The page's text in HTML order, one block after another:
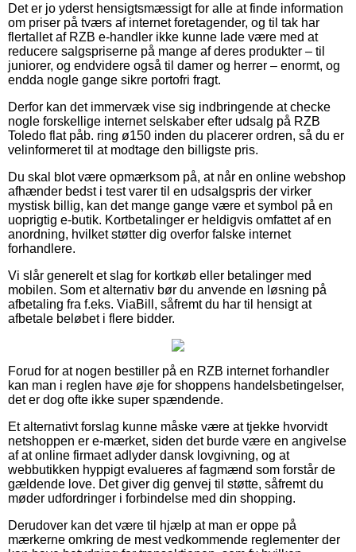
Det er jo yderst hensigtsmæssigt for alle at finde information
om priser på tværs af internet foretagender, og til tak har
flertallet af RZB e-handler ikke kunne lade være med at
reducere salgspriserne på mange af deres produkter – til
juniorer, og endvidere også til damer og herrer – enormt, og
endda nogle gange sikre portofri fragt.
Derfor kan det immervæk vise sig indbringende at checke
nogle forskellige internet selskaber efter udsalg på RZB
Toledo flat påb. ring ø150 inden du placerer ordren, så du er
velinformeret til at modtage den billigste pris.
Du skal blot være opmærksom på, at når en online webshop
afhænder bedst i test varer til en udsalgspris der virker
mystisk billig, kan det mange gange være et symbol på en
uoprigtig e-butik. Kortbetalinger er heldigvis omfattet af en
anordning, hvilket støtter dig overfor falske internet
forhandlere.
Vi slår generelt et slag for kortkøb eller betalinger med
mobilen. Som et alternativ bør du anvende en løsning på
afbetaling fra f.eks. ViaBill, såfremt du har til hensigt at
afbetale beløbet i flere bidder.
Forud for at nogen bestiller på en RZB internet forhandler
kan man i reglen have øje for shoppens handelsbetingelser,
det er dog ofte ikke super spændende.
Et alternativt forslag kunne måske være at tjekke hvorvidt
netshoppen er e-mærket, siden det burde være en angivelse
af at online firmaet adlyder dansk lovgivning, og at
webbutikken hyppigt evalueres af fagmænd som forstår de
gældende love. Det giver dig genvej til støtte, såfremt du
møder udfordringer i forbindelse med din shopping.
Derudover kan det være til hjælp at man er oppe på
mærkerne omkring de mest vedkommende reglementer der